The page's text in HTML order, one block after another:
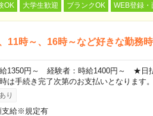
OK 大学生歓迎 ブランクOK WEB登録・
11時～、16時～など好きな勤務
1350円～ 経験者：時給1400円～ ★日
は手続き完了次第のお支払いとなります。
り
支給※規定有